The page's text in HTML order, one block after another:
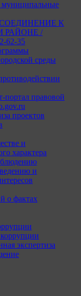
муниципальные
К
РАЙОНЕ /
62-35
среды
правовой
проектов
и
характера
и
о фактах
экспертиза